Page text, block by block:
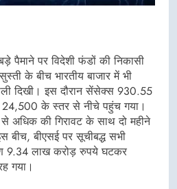
पैमाने पर विदेशी फंडों की निकासी
के बीच भारतीय बाजार में भी
दिखी। इस दौरान सेंसेक्स 930.55
24,500 के स्तर से नीचे पहुंच गया।
अधिक की गिरावट के साथ दो महीने
बीएसई पर सूचीबद्ध सभी
9.34 लाख करोड़ रुपये घटकर
गया।